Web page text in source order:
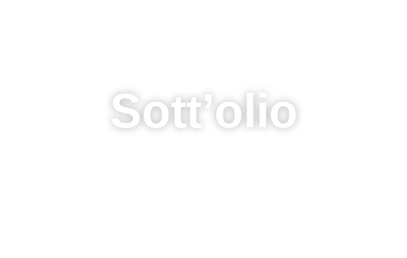
Sott’olio